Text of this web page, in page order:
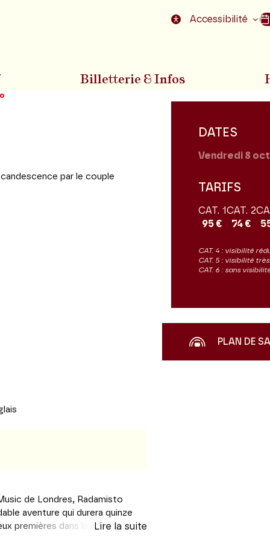
Aller au pied de la page Accessibilité
Billetterie & Infos
par le couple
de Londres, Radamisto
aventure qui durera quinze
premières dans la même année
Lire la suite
DATES
Vendredi 8
TARIFS
CAT. 1
95 €
CAT. 2
74 €
CAT. 4 : visibilité
CAT. 5 : visibilité
CAT. 6 : sans
PLAN DE